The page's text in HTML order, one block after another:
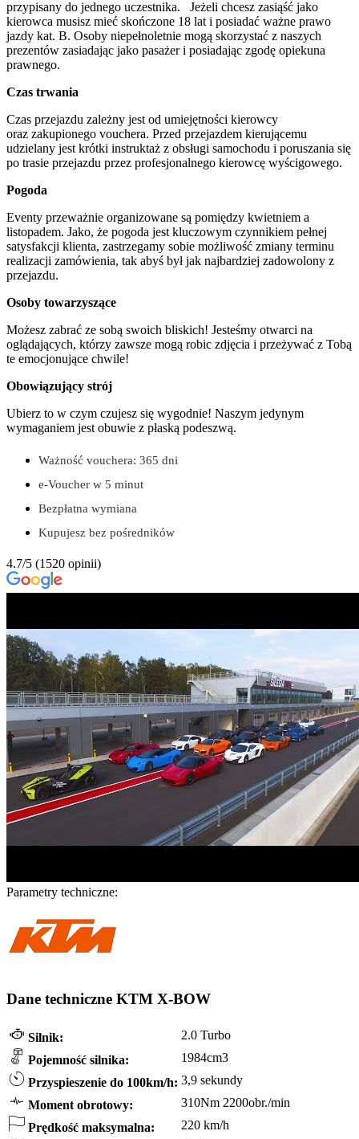
przypisany do jednego uczestnika. Jeżeli chcesz zasiąść jako
kierowca musisz mieć skończone 18 lat i posiadać ważne prawo
jazdy kat. B. Osoby niepełnoletnie mogą skorzystać z naszych
prezentów zasiadając jako pasażer i posiadając zgodę opiekuna
prawnego.
Czas trwania
Czas przejazdu zależny jest od umiejętności kierowcy
oraz zakupionego vouchera. Przed przejazdem kierującemu
udzielany jest krótki instruktaż z obsługi samochodu i poruszania się
po trasie przejazdu przez profesjonalnego kierowcę wyścigowego.
Pogoda
Eventy przeważnie organizowane są pomiędzy kwietniem a
listopadem. Jako, że pogoda jest kluczowym czynnikiem pełnej
satysfakcji klienta, zastrzegamy sobie możliwość zmiany terminu
realizacji zamówienia, tak abyś był jak najbardziej zadowolony z
przejazdu.
Osoby towarzyszące
Możesz zabrać ze sobą swoich bliskich! Jesteśmy otwarci na
oglądających, którzy zawsze mogą robic zdjęcia i przeżywać z Tobą
te emocjonujące chwile!
Obowiązujący strój
Ubierz to w czym czujesz się wygodnie! Naszym jedynym
wymaganiem jest obuwie z płaską podeszwą.
Ważność vouchera: 365 dni
e-Voucher w 5 minut
Bezpłatna wymiana
Kupujesz bez pośredników
4.7/5 (1520 opinii)
Parametry techniczne:
Dane techniczne KTM X-BOW
Silnik:
2.0 Turbo
Pojemność silnika:
1984cm3
Przyspieszenie do 100km/h: 3,9 sekundy
Moment obrotowy:
310Nm 2200obr./min
Prędkość maksymalna:
220 km/h